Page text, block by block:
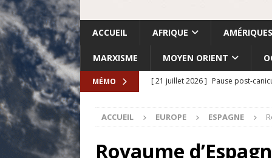
ACCUEIL AFRIQUE AMÉRIQUES
MARXISME MOYEN ORIENT
MÉMO [ 21 juillet 2026 ] Pause post-
[ 18 juillet 2026 ]
Israël-Palestine.
avant les élections du 27 octobre»
ACCUEIL EUROPE ESPAGNE
Royaume